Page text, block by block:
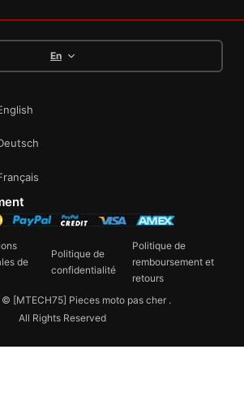
En
[MTECH75] Pieces moto pas cher .
All Rights Reserved
de
Politique de
confidentialité
Politique de
remboursement et
retours